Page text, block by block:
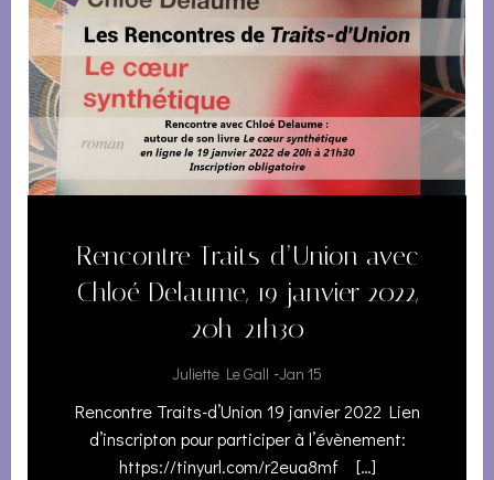
Rencontre Traits-d’Union avec
Chloé Delaume, 19 janvier 2022,
20h-21h30
Juliette Le Gall -Jan 15
Rencontre Traits-d’Union 19 janvier 2022 Lien
d’inscripton pour participer à l’évènement:
https://tinyurl.com/r2eua8mf […]